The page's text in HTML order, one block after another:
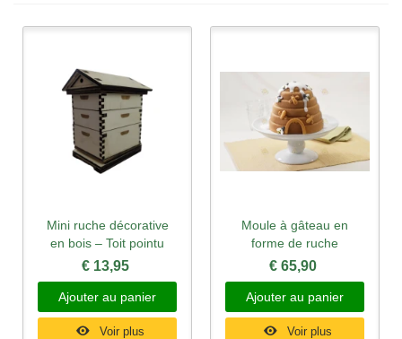
Mini ruche décorative
en bois – Toit pointu
€ 13,95
Ajouter au panier
Voir plus
Moule à gâteau en
forme de ruche
€ 65,90
Ajouter au panier
Voir plus